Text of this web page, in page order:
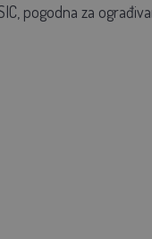
pogodna za